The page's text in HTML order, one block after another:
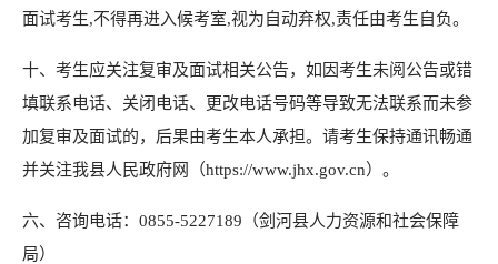
面试考生,不得再进入候考室,视为自动弃权,责任由考生自负。
十、考生应关注复审及面试相关公告，如因考生未阅公告或错
填联系电话、关闭电话、更改电话号码等导致无法联系而未参
加复审及面试的，后果由考生本人承担。请考生保持通讯畅通
并关注我县人民政府网（https://www.jhx.gov.cn）。
六、咨询电话：0855-5227189（剑河县人力资源和社会保障
局）